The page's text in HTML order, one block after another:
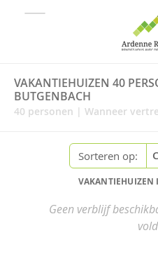
VAKANTIEHUIZEN 40
BUTGENBACH
40 personen | Wanneer
Sorteren op:
VAKANTIEHUIZEN
Geen verblijf